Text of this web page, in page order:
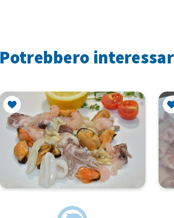
Potrebbero